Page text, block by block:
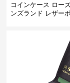
コインケース ロー
ンズランド レザー